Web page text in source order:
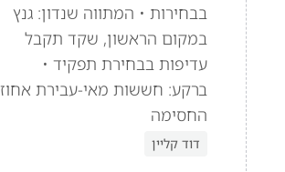
בבחירות • המתווה שנדון: גנץ
במקום הראשון, שקד תקבל
עדיפות בבחירת תפקיד •
ברקע: חששות מאי-עבירת אחוז
החסימה
דוד קליין